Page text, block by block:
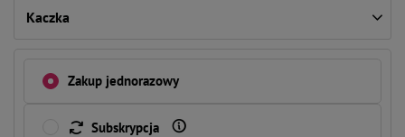
Kaczka
Zakup jednorazowy
Subskrypcja